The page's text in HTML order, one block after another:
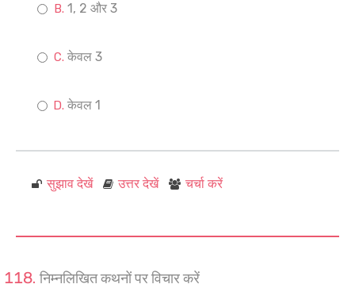
1, 2 और 3
केवल 3
केवल 1
सुझाव देखें उत्तर देखें चर्चा करें
निम्नलिखित कथनों पर विचार करें